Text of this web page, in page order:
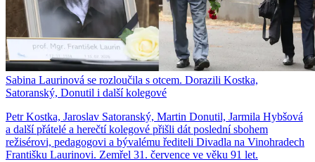
Sabina Laurinová se rozloučila s otcem. Dorazili Kostka,
Satoranský, Donutil i další kolegové
Petr Kostka, Jaroslav Satoranský, Martin Donutil, Jarmila Hybšová
a další přátelé a herečtí kolegové přišli dát poslední sbohem
režisérovi, pedagogovi a bývalému řediteli Divadla na Vinohradech
Františku Laurinovi. Zemřel 31. července ve věku 91 let.